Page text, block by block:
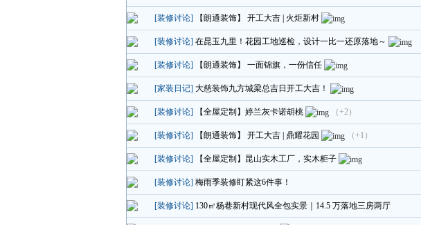
[装修讨论] 【朗通装饰】 开工大吉 | 火炬新村
[装修讨论] 在昆玉九里！花园工地巡检，设计一比一还原落地～
[装修讨论] 【朗通装饰】 一面锦旗，一份信任
[家装日记] 大慈装饰九方城梁总吉日开工大吉！
[装修讨论] 【全屋定制】婷兰灰卡诺胡桃 （+2）
[装修讨论] 【朗通装饰】 开工大吉 | 鼎耀花园 （+1）
[装修讨论] 【全屋定制】昆山实木工厂，实木柜子
[装修讨论] 梅雨季装修盯紧这6件事！
[装修讨论] 130㎡杨巷新村现代风全包实景｜14.5 万落地三房两厅